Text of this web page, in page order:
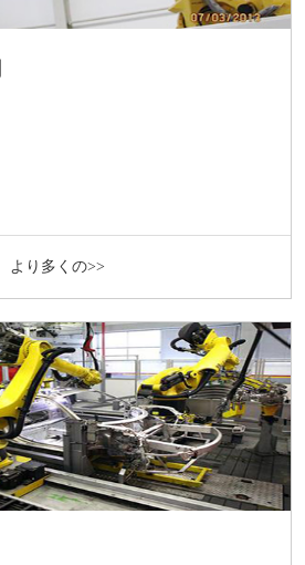
より多くの>>